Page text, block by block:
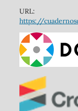
URL:
https://